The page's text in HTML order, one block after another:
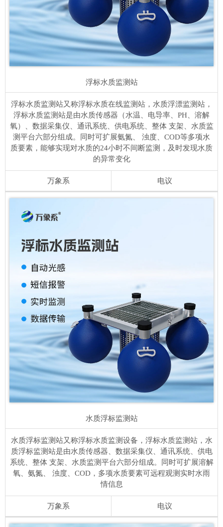
浮标水质监测站
浮标水质监测站又称浮标水质在线监测站，水质浮漂监测站，
浮标水质监测站是由水质传感器（水温、电导率、PH、溶解
氧）、数据采集仪、通讯系统、供电系统、整体 支架、水质监
测平台六部分组成。同时可扩展氨氮、 浊度、COD等多项水
质要素，能够实现对水质的24小时不间断监测，及时发现水质
的异常变化
万象系 电议
水质浮标监测站
水质浮标监测站又称浮标水质监测设备，浮标水质监测站，水
质浮标监测站是由水质传感器、数据采集仪、通讯系统、供电
系统、整体 支架、水质监测平台六部分组成。同时可扩展溶解
氧、氨氮、 浊度、COD，多项水质要素可远程观测实时水雨
情信息
万象系 电议